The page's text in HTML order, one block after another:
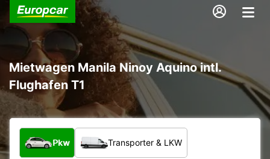
Mietwagen Manila Ninoy Aquino intl.
Flughafen T1
Welche Art von Fahrzeug?
Pkw Transporter & LKW